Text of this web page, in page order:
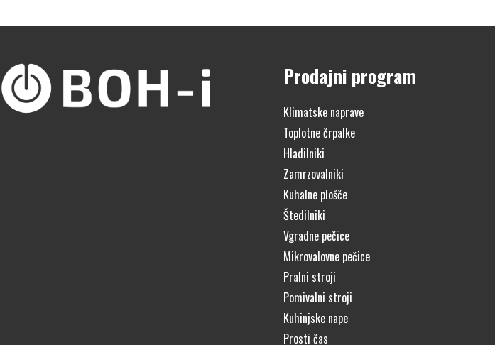
Prodajni program
Klimatske naprave
Toplotne črpalke
Hladilniki
Zamrzovalniki
Kuhalne plošče
Štedilniki
Vgradne pečice
Mikrovalovne pečice
Pralni stroji
Pomivalni stroji
Kuhinjske nape
Prosti čas